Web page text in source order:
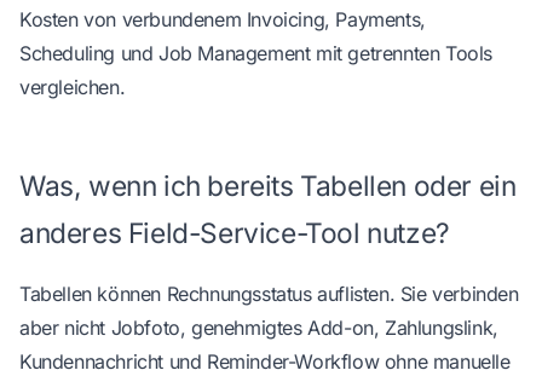
Kosten von verbundenem Invoicing, Payments,
Scheduling und Job Management mit getrennten Tools
vergleichen.
Was, wenn ich bereits Tabellen oder ein
anderes Field-Service-Tool nutze?
Tabellen können Rechnungsstatus auflisten. Sie verbinden
aber nicht Jobfoto, genehmigtes Add-on, Zahlungslink,
Kundennachricht und Reminder-Workflow ohne manuelle